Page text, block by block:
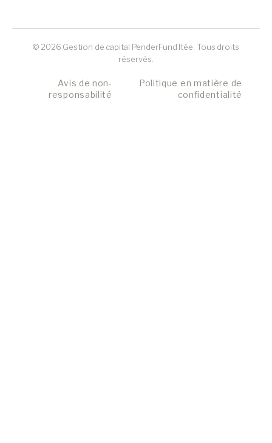
© 2026 Gestion de capital PenderFund ltée. Tous droits
réservés.
Avis de non-
responsabilité
Politique en matière de
confidentialité